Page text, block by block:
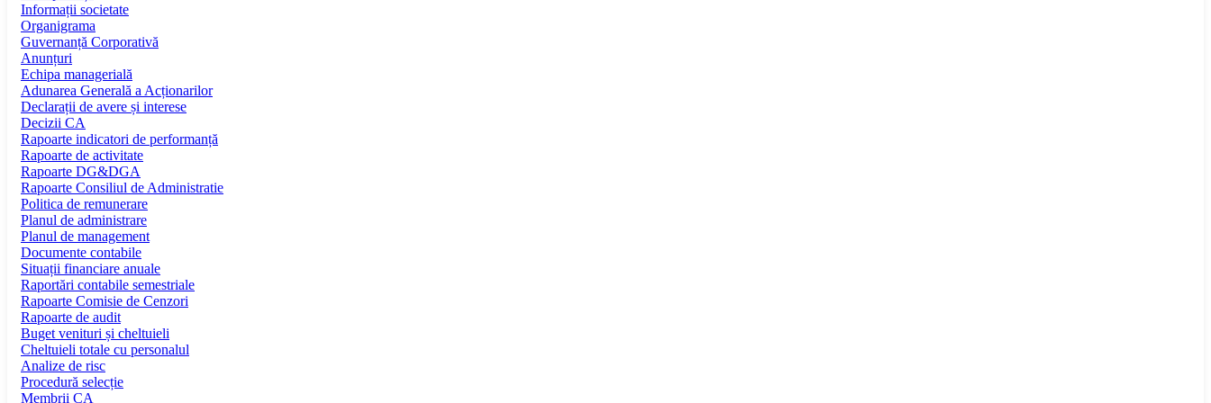
Informații societate
Organigrama
Guvernanță Corporativă
Anunțuri
Echipa managerială
Adunarea Generală a Acționarilor
Declarații de avere și interese
Decizii CA
Rapoarte indicatori de performanță
Rapoarte de activitate
Rapoarte DG&DGA
Rapoarte Consiliul de Administratie
Politica de remunerare
Planul de administrare
Planul de management
Documente contabile
Situații financiare anuale
Raportări contabile semestriale
Rapoarte Comisie de Cenzori
Rapoarte de audit
Buget venituri și cheltuieli
Cheltuieli totale cu personalul
Analize de risc
Procedură selecție
Membrii CA